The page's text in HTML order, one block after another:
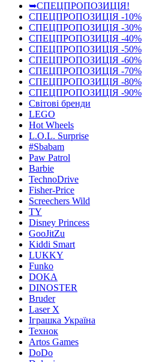
➥СПЕЦПРОПОЗИЦІЯ!
СПЕЦПРОПОЗИЦІЯ -10%
СПЕЦПРОПОЗИЦІЯ -30%
СПЕЦПРОПОЗИЦІЯ -40%
СПЕЦПРОПОЗИЦІЯ -50%
СПЕЦПРОПОЗИЦІЯ -60%
СПЕЦПРОПОЗИЦІЯ -70%
СПЕЦПРОПОЗИЦІЯ -80%
СПЕЦПРОПОЗИЦІЯ -90%
Світові бренди
LEGO
Hot Wheels
L.O.L. Surprise
#Sbabam
Paw Patrol
Barbie
TechnoDrive
Fisher-Price
Screechers Wild
TY
Disney Princess
GooJitZu
Kiddi Smart
LUKKY
Funko
DOKA
DINOSTER
Bruder
Laser X
Іграшка Україна
Технок
Artos Games
DoDo